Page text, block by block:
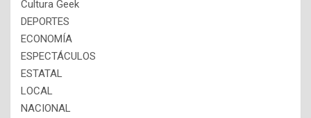
Cultura Geek
DEPORTES
ECONOMÍA
ESPECTÁCULOS
ESTATAL
LOCAL
NACIONAL